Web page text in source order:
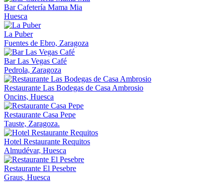
Bar Cafetería Mama Mia
Huesca
La Puber
Fuentes de Ebro, Zaragoza
Bar Las Vegas Café
Pedrola, Zaragoza
Restaurante Las Bodegas de Casa Ambrosio
Oncins, Huesca
Restaurante Casa Pepe
Tauste, Zaragoza.
Hotel Restaurante Requitos
Almudévar, Huesca
Restaurante El Pesebre
Graus, Huesca